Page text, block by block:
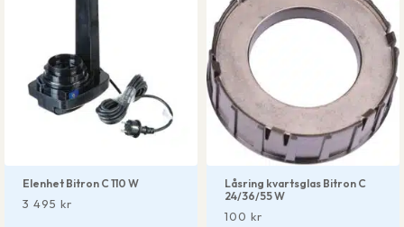
Elenhet Bitron C 110 W
3 495 kr
Låsring kvartsglas Bitron C
24/36/55 W
100 kr